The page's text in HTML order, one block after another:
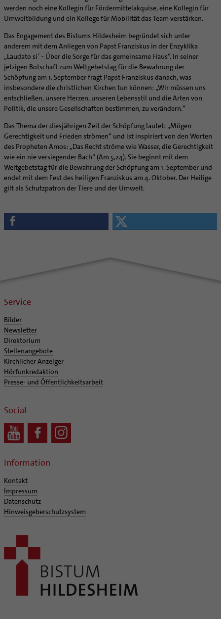
werden noch eine Kollegin für Fördermittelakquise, eine Kollegin für
Umweltbildung und ein Kollege für Mobilität das Team verstärken.
Das Engagement des Bistums Hildesheim begründet sich unter
anderem mit dem Anliegen von Papst Franziskus in der Enzyklika
„Laudato si´ - Über die Sorge für das gemeinsame Haus“. In seiner
jetzigen Botschaft zum Weltgebetstag für die Bewahrung der
Schöpfung am 1. September fragt Papst Franziskus danach, was
insbesondere die christlichen Kirchen tun können: „Wir müssen uns
entschließen, unsere Herzen, unseren Lebensstil und die Arten von
Politik, die unsere Gesellschaften bestimmen, zu verändern.“
Das Thema der diesjährigen Zeit der Schöpfung lautet: „Mögen
Gerechtigkeit und Frieden strömen“ und ist inspiriert von den Worten
des Propheten Amos: „Das Recht ströme wie Wasser, die Gerechtigkeit
wie ein nie versiegender Bach“ (Am 5,24). Sie beginnt mit dem
Weltgebetstag für die Bewahrung der Schöpfung am 1. September und
endet mit dem Fest des heiligen Franziskus am 4. Oktober. Der Heilige
gilt als Schutzpatron der Tiere und der Umwelt.
Service
Bilder
Newsletter
Direktorium
Stellenangebote
Kirchlicher Anzeiger
Hörfunkredaktion
Presse- und Öffentlichkeitsarbeit
Social
Information
Kontakt
Impressum
Datenschutz
Hinweisgeberschutzsystem